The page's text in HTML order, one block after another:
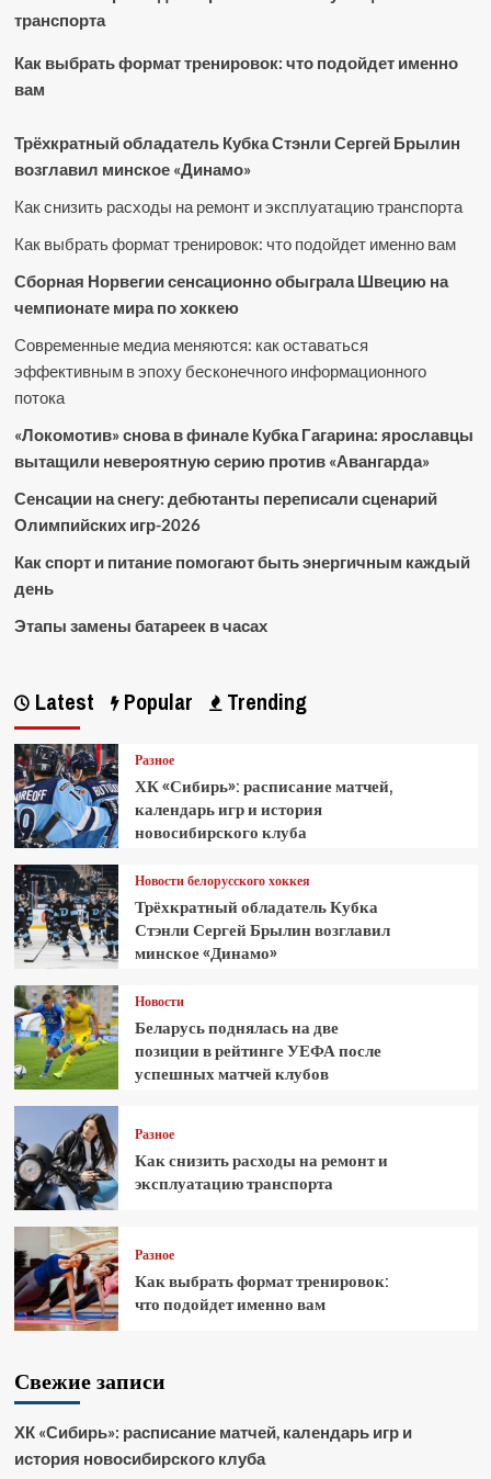
транспорта
Как выбрать формат тренировок: что подойдет именно
вам
Трёхкратный обладатель Кубка Стэнли Сергей Брылин
возглавил минское «Динамо»
Как снизить расходы на ремонт и эксплуатацию транспорта
Как выбрать формат тренировок: что подойдет именно вам
Сборная Норвегии сенсационно обыграла Швецию на
чемпионате мира по хоккею
Современные медиа меняются: как оставаться
эффективным в эпоху бесконечного информационного
потока
«Локомотив» снова в финале Кубка Гагарина: ярославцы
вытащили невероятную серию против «Авангарда»
Сенсации на снегу: дебютанты переписали сценарий
Олимпийских игр-2026
Как спорт и питание помогают быть энергичным каждый
день
Этапы замены батареек в часах
Latest Popular Trending
Разное
ХК «Сибирь»: расписание матчей,
календарь игр и история
новосибирского клуба
Новости белорусского хоккея
Трёхкратный обладатель Кубка
Стэнли Сергей Брылин возглавил
минское «Динамо»
Новости
Беларусь поднялась на две
позиции в рейтинге УЕФА после
успешных матчей клубов
Разное
Как снизить расходы на ремонт и
эксплуатацию транспорта
Разное
Как выбрать формат тренировок:
что подойдет именно вам
Свежие записи
ХК «Сибирь»: расписание матчей, календарь игр и
история новосибирского клуба